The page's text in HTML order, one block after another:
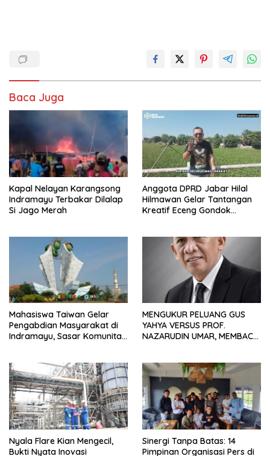
Baca Juga
Kapal Nelayan Karangsong
Indramayu Terbakar Dilalap
Si Jago Merah
Anggota DPRD Jabar Hilal
Hilmawan Gelar Tantangan
Kreatif Eceng Gondok
Mahasiswa Taiwan Gelar
Pengabdian Masyarakat di
Indramayu, Sasar Komunitas
MENGUKUR PELUANG GUS
YAHYA VERSUS PROF.
NAZARUDIN UMAR, MEMBACA
Nyala Flare Kian Mengecil,
Bukti Nyata Inovasi
Sinergi Tanpa Batas: 14
Pimpinan Organisasi Pers di